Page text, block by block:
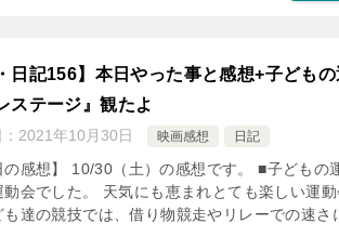
日記156】本日やった事と感想+子ども
ステージ』観たよ
2021年10月30日 映画感想 日記
の感想】 10/30（土）の感想です。 ■子どもの
動会でした。 天気にも恵まれとても楽しい運
も達の競技では、借り物競走やリレーでの速